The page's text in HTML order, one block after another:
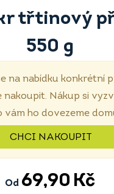
třtinový
550 g
na nabídku konkrétní
nakoupit. Nákup si
vám ho dovezeme
CHCI NAKOUPIT
Od 69,90 Kč